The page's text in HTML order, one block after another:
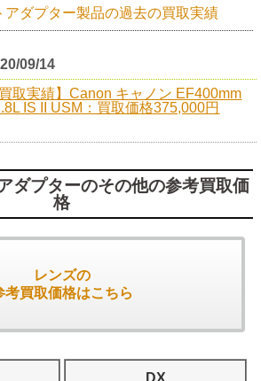
アダプター製品の過去の買取実績
09/14
買取実績】Canon キャノン EF400mm
IS II USM：買取価格375,000円
ダプターのその他の参考買取価
格
レンズの
考買取価格はこちら
DX